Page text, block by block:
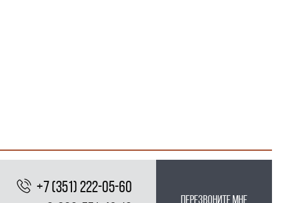
+7 (351) 222-05-60
перезвоните мне